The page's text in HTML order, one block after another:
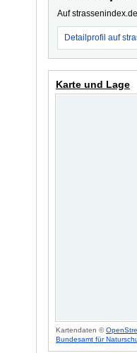
Auf
Detailprofil auf
Karte und Lage
Kartendaten ©
Bundesamt für